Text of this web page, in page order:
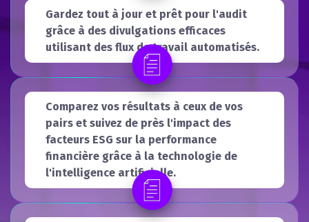
Gardez tout à jour et prêt pour l'audit
grâce à des divulgations efficaces
utilisant des flux de travail automatisés.
Comparez vos résultats à ceux de vos
pairs et suivez de près l'impact des
facteurs ESG sur la performance
financière grâce à la technologie de
l'intelligence artificielle.